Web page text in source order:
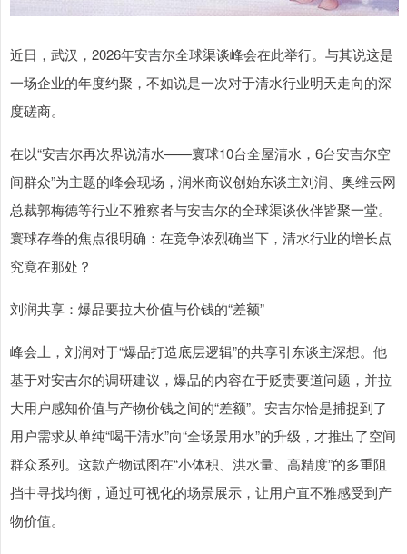
近日，武汉，2026年安吉尔全球渠谈峰会在此举行。与其说这是
一场企业的年度约聚，不如说是一次对于清水行业明天走向的深
度磋商。
在以“安吉尔再次界说清水——寰球10台全屋清水，6台安吉尔空
间群众”为主题的峰会现场，润米商议创始东谈主刘润、奥维云网
总裁郭梅德等行业不雅察者与安吉尔的全球渠谈伙伴皆聚一堂。
寰球存眷的焦点很明确：在竞争浓烈确当下，清水行业的增长点
究竟在那处？
刘润共享：爆品要拉大价值与价钱的“差额”
峰会上，刘润对于“爆品打造底层逻辑”的共享引东谈主深想。他
基于对安吉尔的调研建议，爆品的内容在于贬责要道问题，并拉
大用户感知价值与产物价钱之间的“差额”。安吉尔恰是捕捉到了
用户需求从单纯“喝干清水”向“全场景用水”的升级，才推出了空间
群众系列。这款产物试图在“小体积、洪水量、高精度”的多重阻
挡中寻找均衡，通过可视化的场景展示，让用户直不雅感受到产
物价值。